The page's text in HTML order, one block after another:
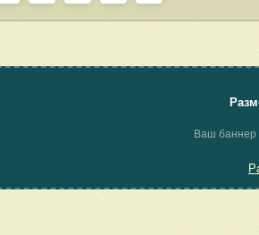
Ваш баннер